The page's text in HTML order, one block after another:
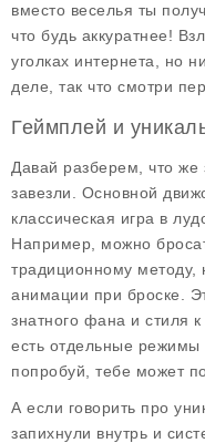
вместо веселья ты
что будь аккуратнее!
уголках интернета, но
деле, так что смотри
Геймплей и
Давай разберем, что же
завезли. Основной
классическая игра в
Например, можно
традиционному методу,
анимации при броске.
знатного фана и стиля
есть отдельные
попробуй, тебе может
А если говорить про
запихнули внутрь и